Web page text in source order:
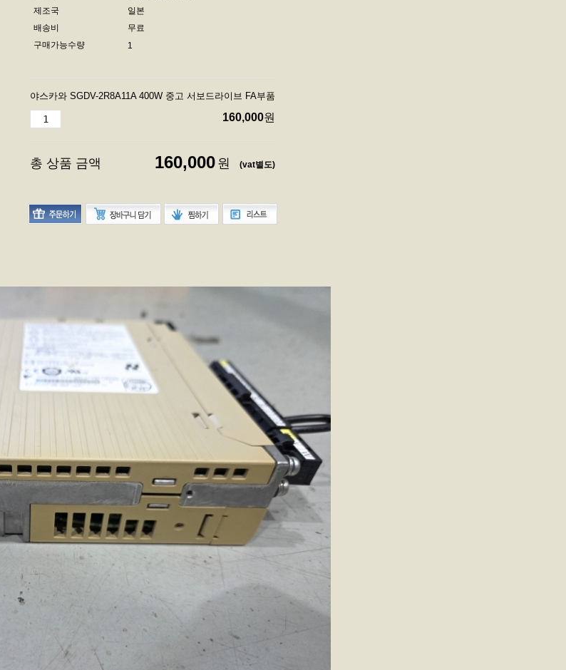
제조국
일본
배송비
무료
구매가능수량
1
야스카와 SGDV-2R8A11A 400W 중고 서보드라이브 FA부품
160,000원
총 상품 금액 160,000 원 (vat별도)